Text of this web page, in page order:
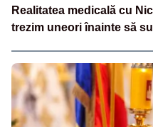
Realitatea medicală cu
trezim uneori înainte să